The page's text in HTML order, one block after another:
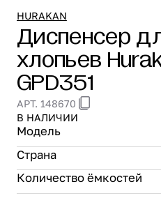
Проектирование
Сервис и монтаж
ПОКУПАТЕЛЯМ
Доставка и
Гарантия и возврат
Лизинг
Акции
О GRANBAZAR
О нас
Бренды
HURAKAN
Диспенсер
хлопьев
GPD351
АРТ. 148670
В НАЛИЧИИ
Модель
Страна
Количество ёмкостей